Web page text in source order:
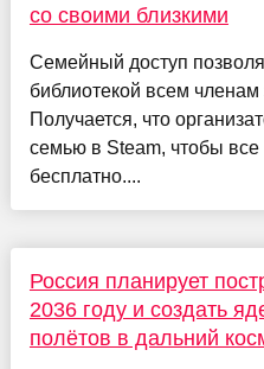
со своими близкими
Семейный доступ
библиотекой всем
Получается, что
семью в Steam, чтобы все
бесплатно....
Россия планирует
2036 году и создать
полётов в дальний